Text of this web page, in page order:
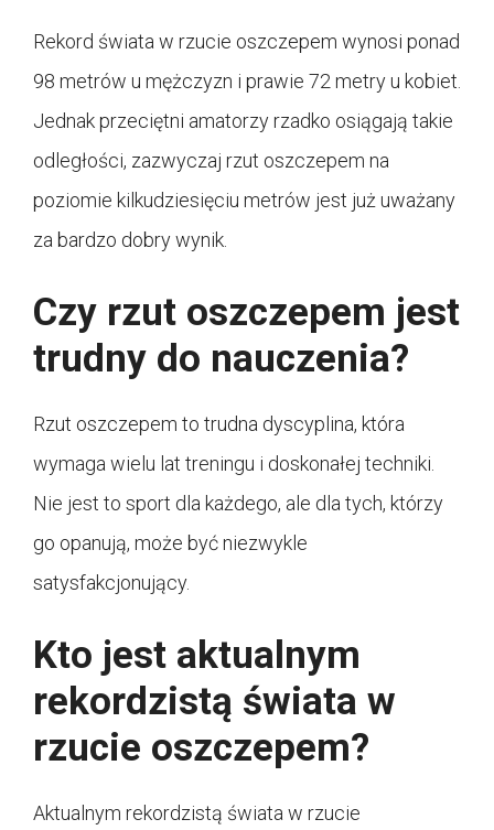
Rekord świata w rzucie oszczepem wynosi ponad
98 metrów u mężczyzn i prawie 72 metry u kobiet.
Jednak przeciętni amatorzy rzadko osiągają takie
odległości, zazwyczaj rzut oszczepem na
poziomie kilkudziesięciu metrów jest już uważany
za bardzo dobry wynik.
Czy rzut oszczepem jest
trudny do nauczenia?
Rzut oszczepem to trudna dyscyplina, która
wymaga wielu lat treningu i doskonałej techniki.
Nie jest to sport dla każdego, ale dla tych, którzy
go opanują, może być niezwykle
satysfakcjonujący.
Kto jest aktualnym
rekordzistą świata w
rzucie oszczepem?
Aktualnym rekordzistą świata w rzucie